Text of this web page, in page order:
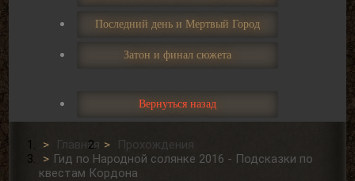
Главная
Прохождения
Гид по Народной солянке 2016 - Подсказки по
квестам Кордона
Последний день и Мертвый Город
Затон и финал сюжета
Вернуться назад